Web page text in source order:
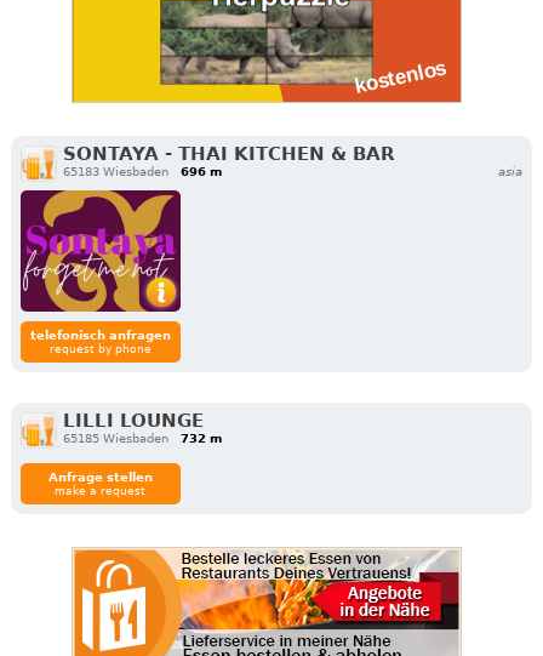
SONTAYA - THAI KITCHEN & BAR
65183 Wiesbaden 696 m asia
telefonisch anfragen
request by phone
LILLI LOUNGE
65185 Wiesbaden 732 m
Anfrage stellen
make a request